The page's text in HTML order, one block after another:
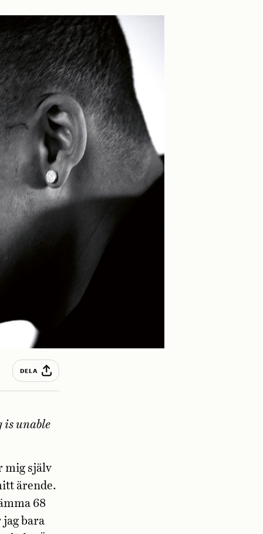
DELA
is unable
mig själv
ärende.
68
jag bara